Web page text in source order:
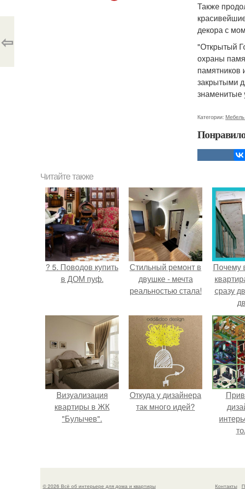
Также
декора с
"Открытый
охраны
памятников
закрытыми
знаменитые
Категории: Мебель
⇦
Читайте также
? 5. Поводов купить
в ДОМ пуф.
Стильный ремонт в
двушке - мечта
реальностью стала!
Почему
сразу
Визуализация
квартиры в ЖК
"Булычев".
Откуда у дизайнера
так много идей?
© 2026 Всё об интерьере для дома и квартиры Контакты